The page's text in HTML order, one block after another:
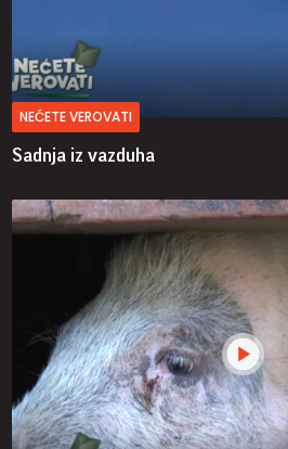
NEĆETE VEROVATI
Sadnja iz vazduha